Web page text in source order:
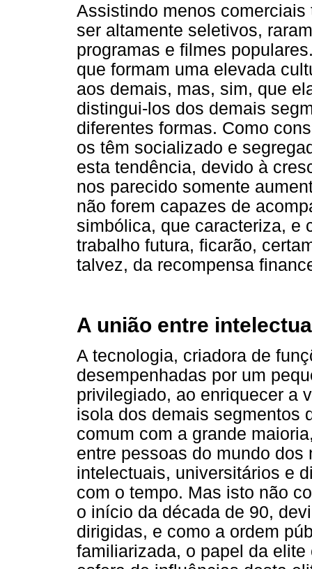
Assistindo menos
ser altamente seletivos,
programas e filmes
que formam uma elevada
aos demais, mas, sim, que
distingui-los dos demais
diferentes formas. Como
os têm socializado e
esta tendência, devido à
nos parecido somente
não forem capazes de
simbólica, que caracteriza, e
trabalho futura, ficarão,
talvez, da recompensa
A união entre
A tecnologia, criadora de
desempenhadas por um
privilegiado, ao enriquecer a
isola dos demais segmentos
comum com a grande
entre pessoas do mundo
intelectuais, universitários e
com o tempo. Mas isto não
o início da década de 90,
dirigidas, e como a ordem
familiarizada, o papel da